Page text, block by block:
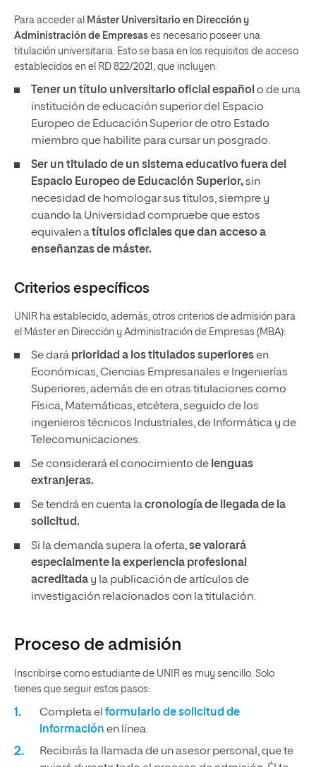
Para acceder al Máster Universitario en Dirección y
Administración de Empresas es necesario poseer una
titulación universitaria. Esto se basa en los requisitos de acceso
establecidos en el RD 822/2021, que incluyen:
Tener un título universitario oficial español o de una
institución de educación superior del Espacio
Europeo de Educación Superior de otro Estado
miembro que habilite para cursar un posgrado.
Ser un titulado de un sistema educativo fuera del
Espacio Europeo de Educación Superior,sin
necesidad de homologar sus títulos, siempre y
cuando la Universidad compruebe que estos
equivalen atítulos oficiales que dan acceso a
enseñanzas de máster.
Criterios específicos
UNIR ha establecido, además, otros criterios de admisión para
el Máster en Dirección y Administración de Empresas (MBA):
Se dará prioridad a los titulados superioresen
Económicas, Ciencias Empresariales e Ingenierías
Superiores, además de en otras titulaciones como
Física, Matemáticas, etcétera, seguido de los
ingenieros técnicos Industriales, de Informática y de
Telecomunicaciones.
Se considerará el conocimiento de lenguas
extranjeras.
Se tendrá en cuenta lacronología de llegada de la
solicitud.
Si la demanda supera la oferta,se valorará
especialmente la experiencia profesional
acreditada y la publicación de artículos de
investigación relacionados con la titulación.
Proceso de admisión
Inscribirse como estudiante de UNIR es muy sencillo. Solo
tienes que seguir estos pasos:
Completa el formulario de solicitud de
información en línea.
Recibirás la llamada de un asesor personal, que te